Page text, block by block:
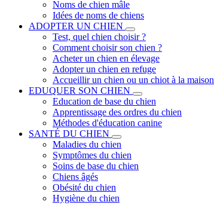
Noms de chien mâle
Idées de noms de chiens
ADOPTER UN CHIEN
Test, quel chien choisir ?
Comment choisir son chien ?
Acheter un chien en élevage
Adopter un chien en refuge
Accueillir un chien ou un chiot à la maison
EDUQUER SON CHIEN
Education de base du chien
Apprentissage des ordres du chien
Méthodes d'éducation canine
SANTÉ DU CHIEN
Maladies du chien
Symptômes du chien
Soins de base du chien
Chiens âgés
Obésité du chien
Hygiène du chien